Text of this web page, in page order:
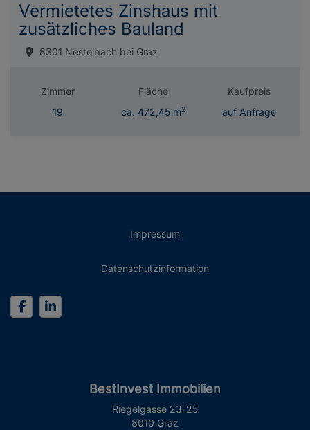
Vermietetes Zinshaus mit
zusätzliches Bauland
8301 Nestelbach bei Graz
Zimmer
19
Fläche
ca. 472,45 m2
Kaufpreis
auf Anfrage
Impressum
Datenschutzinformation
BestInvest Immobilien
Riegelgasse 23-25
8010 Graz